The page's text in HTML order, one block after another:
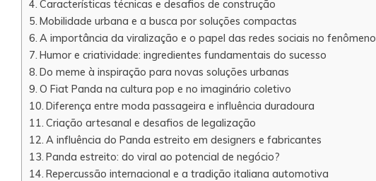
Características técnicas e desafios de construção
Mobilidade urbana e a busca por soluções compactas
A importância da viralização e o papel das redes sociais no fenômeno
Humor e criatividade: ingredientes fundamentais do sucesso
Do meme à inspiração para novas soluções urbanas
O Fiat Panda na cultura pop e no imaginário coletivo
Diferença entre moda passageira e influência duradoura
Criação artesanal e desafios de legalização
A influência do Panda estreito em designers e fabricantes
Panda estreito: do viral ao potencial de negócio?
Repercussão internacional e a tradição italiana automotiva